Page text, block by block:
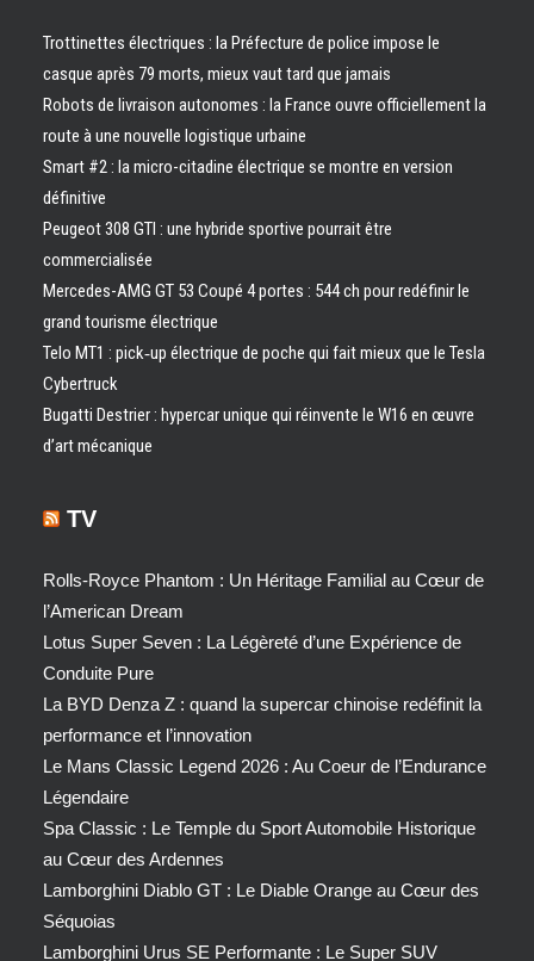
Trottinettes électriques : la Préfecture de police impose le
casque après 79 morts, mieux vaut tard que jamais
Robots de livraison autonomes : la France ouvre officiellement la
route à une nouvelle logistique urbaine
Smart #2 : la micro-citadine électrique se montre en version
définitive
Peugeot 308 GTI : une hybride sportive pourrait être
commercialisée
Mercedes-AMG GT 53 Coupé 4 portes : 544 ch pour redéfinir le
grand tourisme électrique
Telo MT1 : pick‑up électrique de poche qui fait mieux que le Tesla
Cybertruck
Bugatti Destrier : hypercar unique qui réinvente le W16 en œuvre
d’art mécanique
TV
Rolls-Royce Phantom : Un Héritage Familial au Cœur de
l’American Dream
Lotus Super Seven : La Légèreté d’une Expérience de
Conduite Pure
La BYD Denza Z : quand la supercar chinoise redéfinit la
performance et l’innovation
Le Mans Classic Legend 2026 : Au Coeur de l’Endurance
Légendaire
Spa Classic : Le Temple du Sport Automobile Historique
au Cœur des Ardennes
Lamborghini Diablo GT : Le Diable Orange au Cœur des
Séquoias
Lamborghini Urus SE Performante : Le Super SUV